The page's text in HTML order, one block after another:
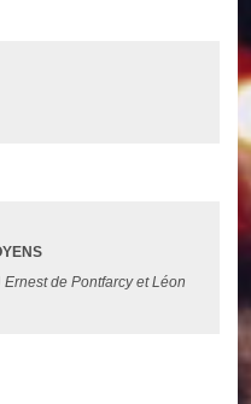
Ernest de Pontfarcy et Léon